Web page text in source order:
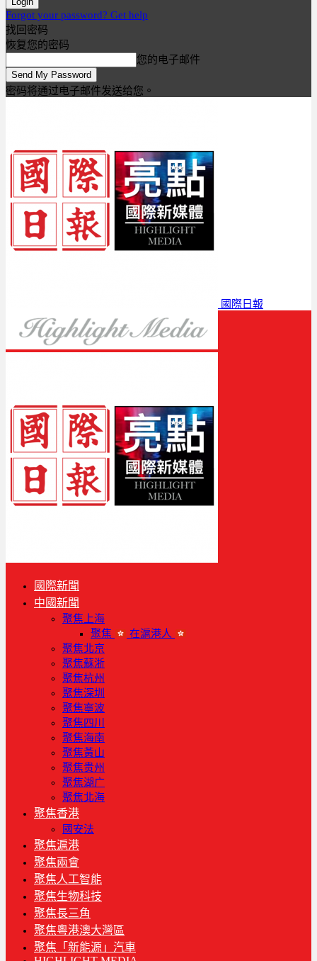
Forgot your password? Get help
找回密码
恢复您的密码
您的电子邮件
密码将通过电子邮件发送给您。
國際日報
國際新聞
中國新聞
聚焦上海
聚焦
在滬港人
聚焦北京
聚焦蘇浙
聚焦杭州
聚焦深圳
聚焦寧波
聚焦四川
聚焦海南
聚焦黃山
聚焦贵州
聚焦湖广
聚焦北海
聚焦香港
國安法
聚焦滬港
聚焦兩會
聚焦人工智能
聚焦生物科技
聚焦長三角
聚焦粵港澳大灣區
聚焦「新能源」汽車